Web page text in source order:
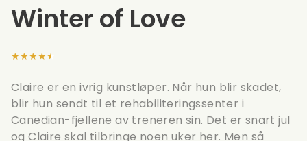
Winter of Love
★★★★★
Claire er en ivrig kunstløper. Når hun blir skadet,
blir hun sendt til et rehabiliteringssenter i
Canedian-fjellene av treneren sin. Det er snart jul
og Claire skal tilbringe noen uker her. Men så